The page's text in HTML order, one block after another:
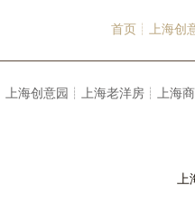
首页┊ 上海
上海创意园┊ 上海老洋房┊ 上海